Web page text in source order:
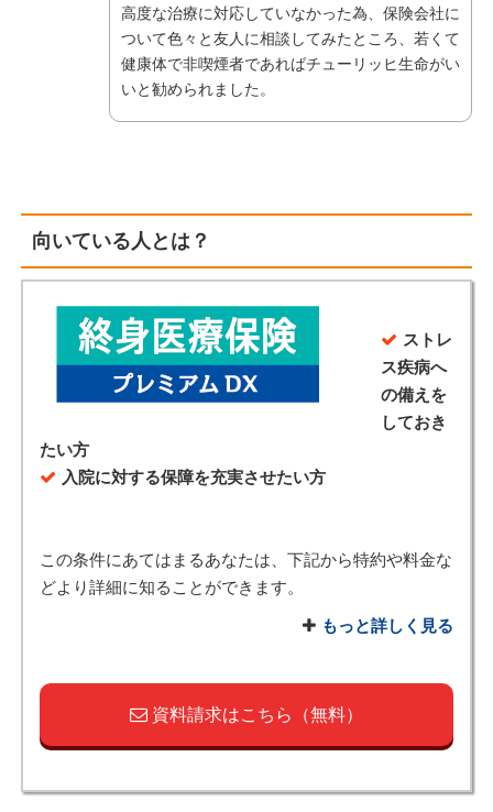
高度な治療に対応していなかった為、保険会社に
ついて色々と友人に相談してみたところ、若くて
健康体で非喫煙者であればチューリッヒ生命がい
いと勧められました。
向いている人とは？
ストレ
ス疾病へ
の備えを
しておき
たい方
入院に対する保障を充実させたい方
この条件にあてはまるあなたは、下記から特約や料金な
どより詳細に知ることができます。
もっと詳しく見る
資料請求はこちら（無料）